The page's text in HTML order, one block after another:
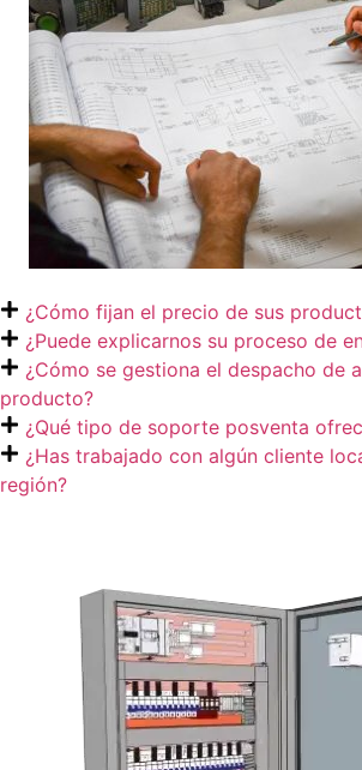
¿Cómo fijan el precio de sus
¿Puede explicarnos su proceso de
¿Cómo se gestiona el despacho de
producto?
¿Qué tipo de soporte posventa
¿Has trabajado con algún cliente
región?